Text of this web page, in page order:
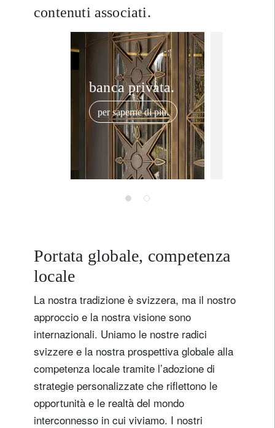
contenuti associati.
banca privata.
per saperne di più.
Portata globale, competenza
locale
La nostra tradizione è svizzera, ma il nostro
approccio e la nostra visione sono
internazionali. Uniamo le nostre radici
svizzere e la nostra prospettiva globale alla
competenza locale tramite l’adozione di
strategie personalizzate che riflettono le
opportunità e le realtà del mondo
interconnesso in cui viviamo. I nostri